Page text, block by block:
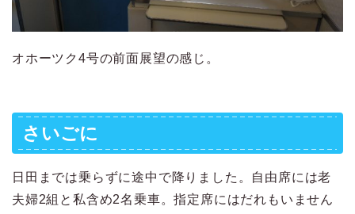
オホーツク4号の前面展望の感じ。
さいごに
日田までは乗らずに途中で降りました。自由席には老
夫婦2組と私含め2名乗車。指定席にはだれもいません